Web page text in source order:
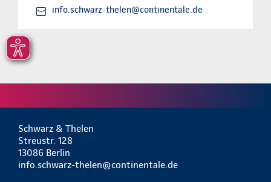
info.schwarz-thelen@continentale.de
Schwarz & Thelen
Streustr. 128
13086 Berlin
info.schwarz-thelen@continentale.de